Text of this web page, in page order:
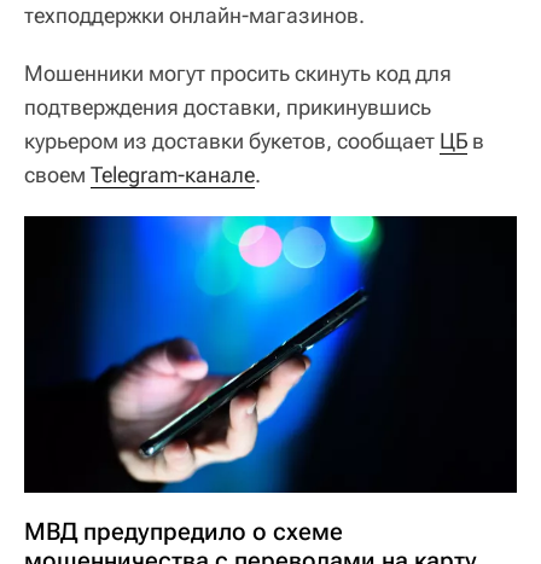
техподдержки онлайн-магазинов.
Мошенники могут просить скинуть код для
подтверждения доставки, прикинувшись
курьером из доставки букетов, сообщает ЦБ в
своем Telegram-канале.
МВД предупредило о схеме